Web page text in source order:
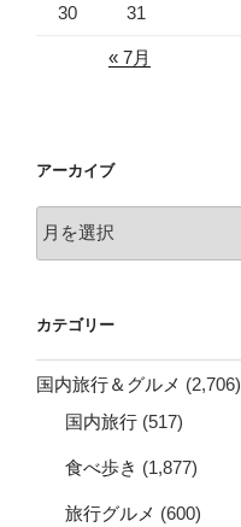
30 31
« 7月
アーカイブ
ー
ブ
カテゴリー
国内旅行＆グルメ (2,706)
国内旅行 (517)
食べ歩き (1,877)
旅行グルメ (600)